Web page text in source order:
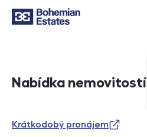
Nabídka nemovitostí
Krátkodobý pronájem